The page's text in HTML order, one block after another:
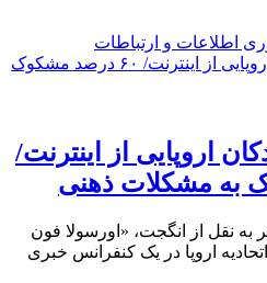
اطلاعات و ارتباطات
اروپایی از اینترنت/
نقل از انگجت، «اورسولا فون
اروپا در یک کنفرانس خبری